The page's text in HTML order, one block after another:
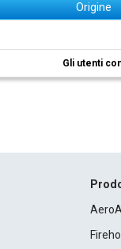
Origine
Gli utenti